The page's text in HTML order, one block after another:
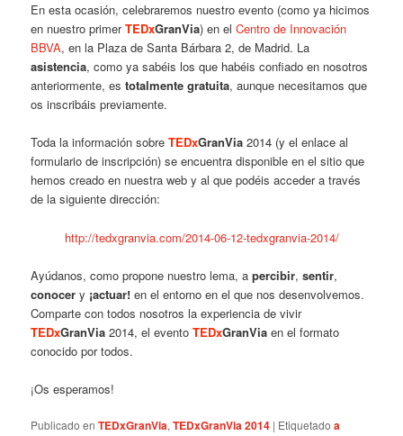
En esta ocasión, celebraremos nuestro evento (como ya hicimos
en nuestro primerTEDxGranVia) en elCentro de Innovación
BBVA, en la Plaza de Santa Bárbara 2, de Madrid. La
asistencia, como ya sabéis los que habéis confiado en nosotros
anteriormente, estotalmente gratuita, aunque necesitamos que
os inscribáis previamente.
Toda la información sobreTEDxGranVia 2014 (y el enlace al
formulario de inscripción) se encuentra disponible en el sitio que
hemos creado en nuestra web y al que podéis acceder a través
de la siguiente dirección:
http://tedxgranvia.com/2014-06-12-tedxgranvia-2014/
Ayúdanos, como propone nuestro lema, apercibir,sentir,
conocer y ¡actuar! en el entorno en el que nos desenvolvemos.
Comparte con todos nosotros la experiencia de vivir
TEDxGranVia 2014, el eventoTEDxGranVia en el formato
conocido por todos.
¡Os esperamos!
Publicado en TEDxGranVia,TEDxGranVia 2014 | Etiquetado a